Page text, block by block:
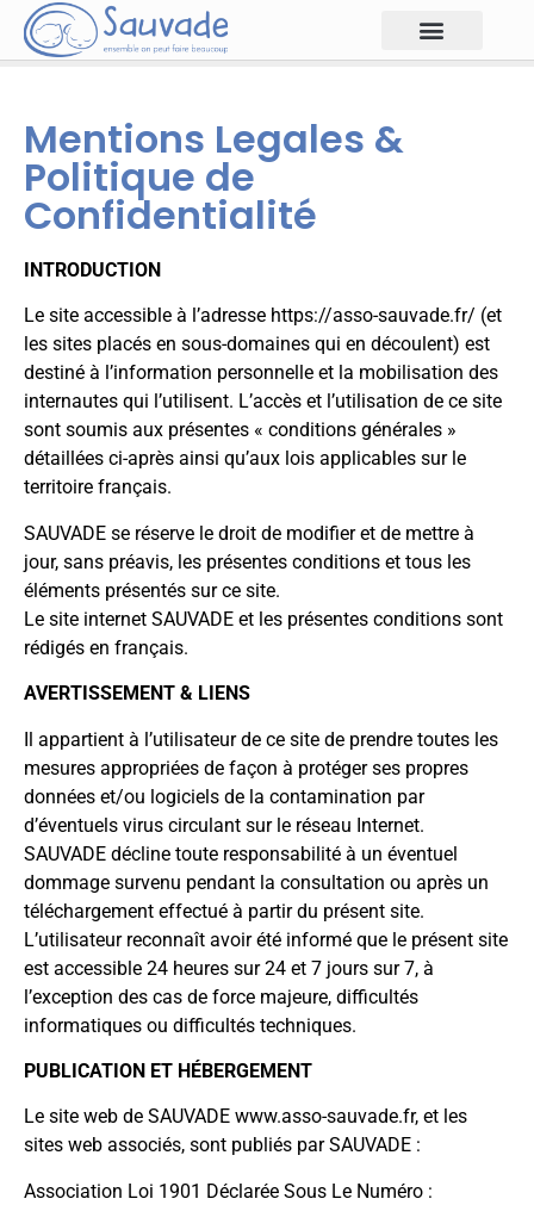
Mentions Legales &
Politique de
Confidentialité
INTRODUCTION
Le site accessible à l’adresse https://asso-sauvade.fr/ (et
les sites placés en sous-domaines qui en découlent) est
destiné à l’information personnelle et la mobilisation des
internautes qui l’utilisent. L’accès et l’utilisation de ce site
sont soumis aux présentes « conditions générales »
détaillées ci-après ainsi qu’aux lois applicables sur le
territoire français.
SAUVADE se réserve le droit de modifier et de mettre à
jour, sans préavis, les présentes conditions et tous les
éléments présentés sur ce site.
Le site internet SAUVADE et les présentes conditions sont
rédigés en français.
AVERTISSEMENT & LIENS
Il appartient à l’utilisateur de ce site de prendre toutes les
mesures appropriées de façon à protéger ses propres
données et/ou logiciels de la contamination par
d’éventuels virus circulant sur le réseau Internet.
SAUVADE décline toute responsabilité à un éventuel
dommage survenu pendant la consultation ou après un
téléchargement effectué à partir du présent site.
L’utilisateur reconnaît avoir été informé que le présent site
est accessible 24 heures sur 24 et 7 jours sur 7, à
l’exception des cas de force majeure, difficultés
informatiques ou difficultés techniques.
PUBLICATION ET HÉBERGEMENT
Le site web de SAUVADE www.asso-sauvade.fr, et les
sites web associés, sont publiés par SAUVADE :
Association Loi 1901 Déclarée Sous Le Numéro :